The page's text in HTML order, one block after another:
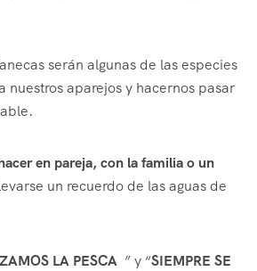
serán algunas de las especies
nuestros aparejos y hacernos pasar
en pareja, con la familia o un
un recuerdo de las aguas de
LA PESCA ” y “SIEMPRE SE